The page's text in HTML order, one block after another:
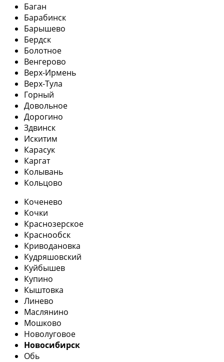
Баган
Барабинск
Барышево
Бердск
Болотное
Венгерово
Верх-Ирмень
Верх-Тула
Горный
Довольное
Дорогино
Здвинск
Искитим
Карасук
Каргат
Колывань
Кольцово
Коченево
Кочки
Краснозерское
Краснообск
Криводановка
Кудряшовский
Куйбышев
Купино
Кыштовка
Линево
Маслянино
Мошково
Новолуговое
Новосибирск
Обь